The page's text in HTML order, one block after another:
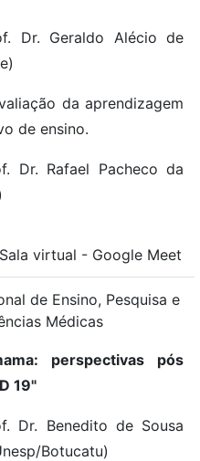
Dr. Geraldo Alécio de
da aprendizagem
de ensino.
Dr. Rafael Pacheco da
Sala virtual - Google Meet
de Ensino, Pesquisa e
Médicas
perspectivas pós
19"
Dr. Benedito de Sousa
Botucatu)